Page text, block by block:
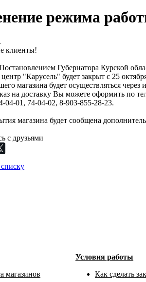
режима
клиенты!
Губернатора Курской
"Карусель" будет закрыт с 25
магазина будет осуществляться через
на доставку Вы можете оформить по
04-01, 74-04-02, 8-903-855-28-23.
магазина будет сообщена
с друзьями
магазинов
Условия работы
Как сделать